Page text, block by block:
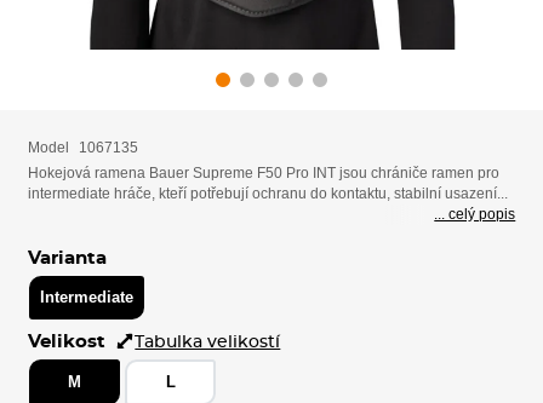
Model
1067135
Hokejová ramena Bauer Supreme F50 Pro INT jsou chrániče ramen pro
intermediate hráče, kteří potřebují ochranu do kontaktu, stabilní usazení...
... celý popis
Varianta
Intermediate
Velikost Tabulka velikostí
M L